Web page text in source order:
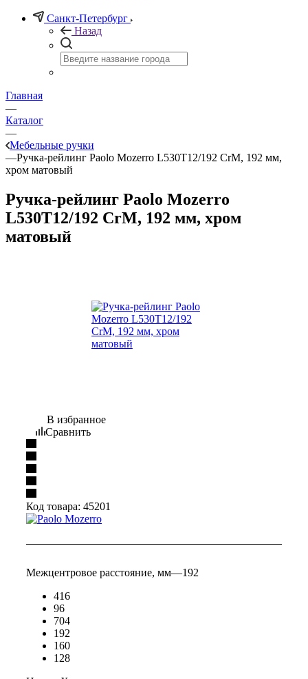
Санкт-Петербург
Назад
Главная
—
Каталог
—
Мебельные ручки
—Ручка-рейлинг Paolo Mozerro L530T12/192 CrM, 192 мм,
хром матовый
Ручка-рейлинг Paolo Mozerro
L530T12/192 CrM, 192 мм, хром
матовый
В избранное
Сравнить
Код товара: 45201
Межцентровое расстояние, мм—192
416
96
704
192
160
128